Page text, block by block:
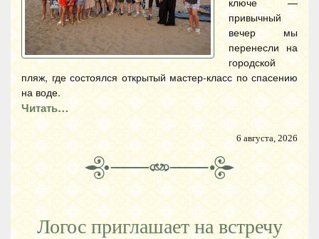
привычный
вечер мы
перенесли на
городской
пляж, где состоялся открытый мастер-класс по спасению
на воде.
Читать…
6 августа, 2026
Логос приглашает на встречу